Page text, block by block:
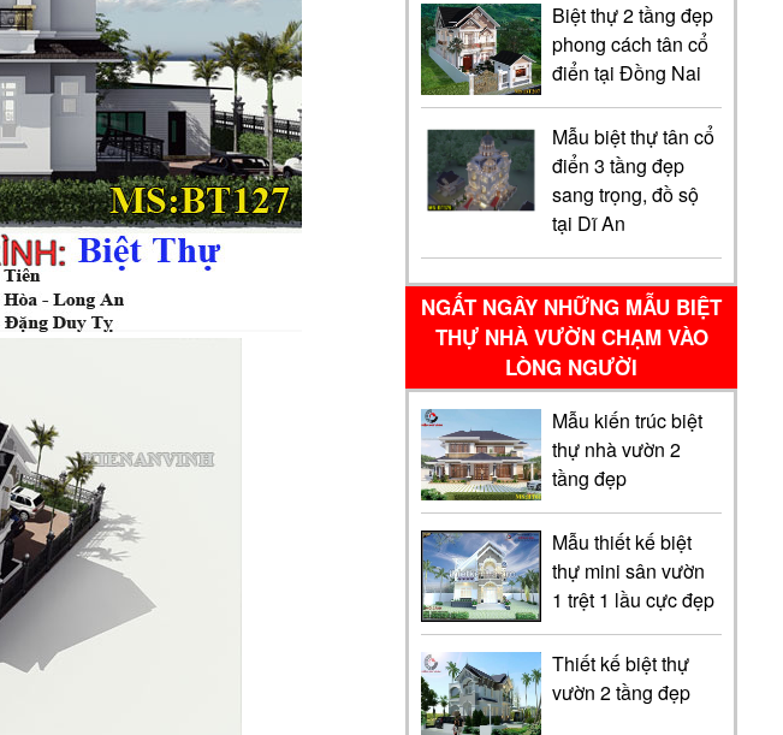
Biệt thự 2 tầng đẹp
phong cách tân cổ
điển tại Đồng Nai
Mẫu biệt thự tân cổ
điển 3 tầng đẹp
sang trọng, đồ sộ
tại Dĩ An
NGẤT NGÂY NHỮNG MẪU BIỆT
THỰ NHÀ VƯỜN CHẠM VÀO
LÒNG NGƯỜI
Mẫu kiến trúc biệt
thự nhà vườn 2
tầng đẹp
Mẫu thiết kế biệt
thự mini sân vườn
1 trệt 1 lầu cực đẹp
Thiết kế biệt thự
vườn 2 tầng đẹp